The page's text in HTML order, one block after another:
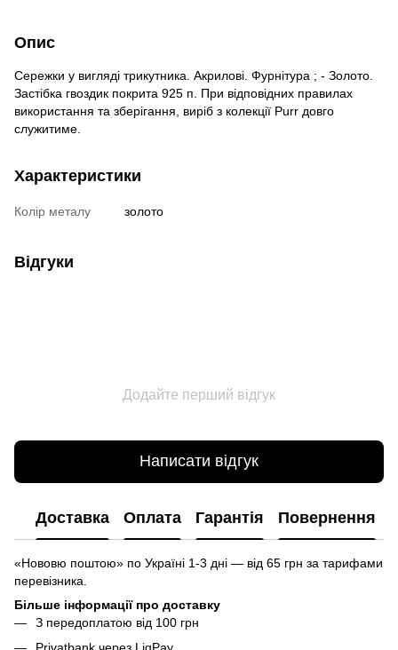
Опис
Сережки у вигляді трикутника. Акрилові. Фурнітура ; - Золото.
Застібка гвоздик покрита 925 п. При відповідних правилах
використання та зберігання, виріб з колекції Purr довго
служитиме.
Характеристики
Колір металу золото
Відгуки
Додайте перший відгук
Написати відгук
Доставка Оплата Гарантія Повернення
«Нововю поштою» по Україні 1-3 дні — від 65 грн за тарифами
перевізника.
Більше інформації про доставку
З передоплатою від 100 грн